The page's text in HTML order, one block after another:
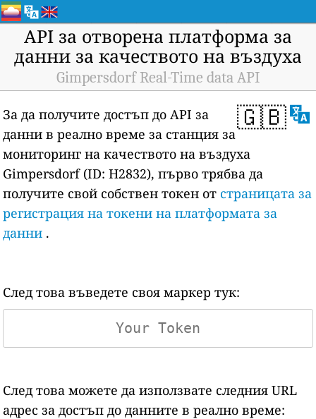
API за отворена платформа за
данни за качеството на въздуха
Gimpersdorf Real-Time data API
🇬🇧
За да получите достъп до API за
данни в реално време за станция за
мониторинг на качеството на въздуха
Gimpersdorf (ID: H2832), първо трябва да
получите свой собствен токен от страницата за
регистрация на токени на платформата за
данни .
След това въведете своя маркер тук:
След това можете да използвате следния URL
адрес за достъп до данните в реално време: